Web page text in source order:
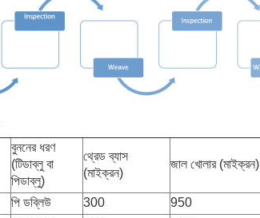
বুননের ধরণ
(টিডাব্লু বা
পিডাব্লু)
থ্রেড ব্যাস
(মাইক্রন)
জাল খোলার (মাইক্রন)
পি ডব্লিউ 300 950